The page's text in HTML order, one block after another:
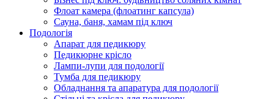
Флоат камера (флоатинг капсула)
Сауна, баня, хамам під ключ
Подологія
Апарат для педикюру
Педикюрне крісло
Лампи-лупи для подології
Тумба для педикюру
Обладнання та апаратура для подології